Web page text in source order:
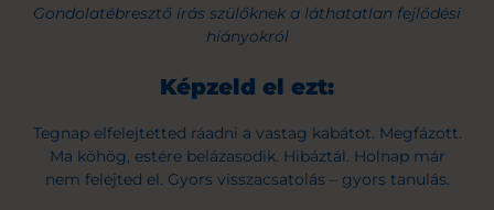
Gondolatébresztő írás szülőknek a láthatatlan fejlődési
hiányokról
Képzeld el ezt:
Tegnap elfelejtetted ráadni a vastag kabátot. Megfázott.
Ma köhög, estére belázasodik. Hibáztál. Holnap már
nem felejted el. Gyors visszacsatolás – gyors tanulás.